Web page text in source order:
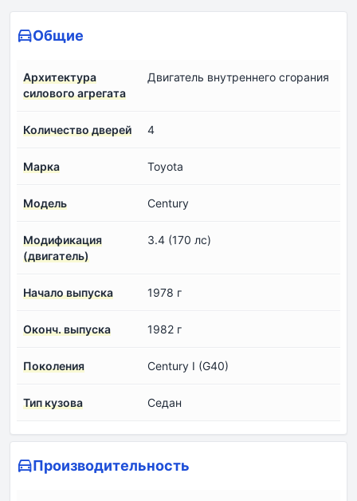
Общие
Архитектура
силового агрегата
Двигатель внутреннего сгорания
Количество дверей 4
Марка Toyota
Модель Century
Модификация
(двигатель)
3.4 (170 лс)
Начало выпуска 1978 г
Оконч. выпуска 1982 г
Поколения Century I (G40)
Тип кузова Седан
Производительность